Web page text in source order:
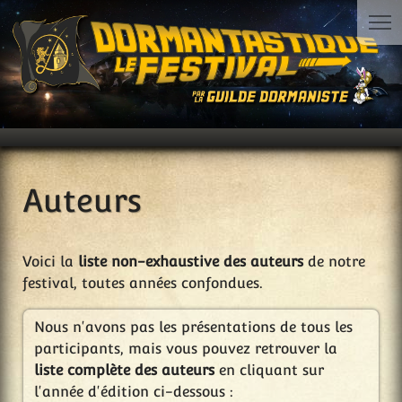
Auteurs
Voici la liste non-exhaustive des auteursde notre
festival, toutes années confondues.
Nous n'avons pas les présentations de tous les
participants, mais vous pouvez retrouver la
liste complète des auteursen cliquant sur
l'année d'édition ci-dessous :